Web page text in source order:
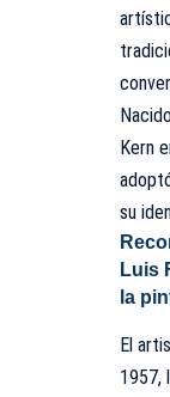
Kern
su
Luis
la
El
1957,